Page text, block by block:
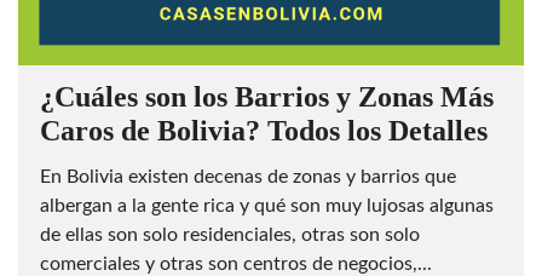
¿Cuáles son los Barrios y Zonas Más
Caros de Bolivia? Todos los Detalles
En Bolivia existen decenas de zonas y barrios que
albergan a la gente rica y qué son muy lujosas algunas
de ellas son solo residenciales, otras son solo
comerciales y otras son centros de negocios,...